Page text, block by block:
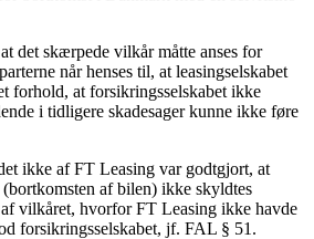
det skærpede vilkår måtte anses for
når henses til, at leasingselskabet
forhold, at forsikringsselskabet ikke
i tidligere skadesager kunne ikke føre
ikke af FT Leasing var godtgjort, at
af bilen) ikke skyldtes
vilkåret, hvorfor FT Leasing ikke havde
forsikringsselskabet, jf. FAL § 51.